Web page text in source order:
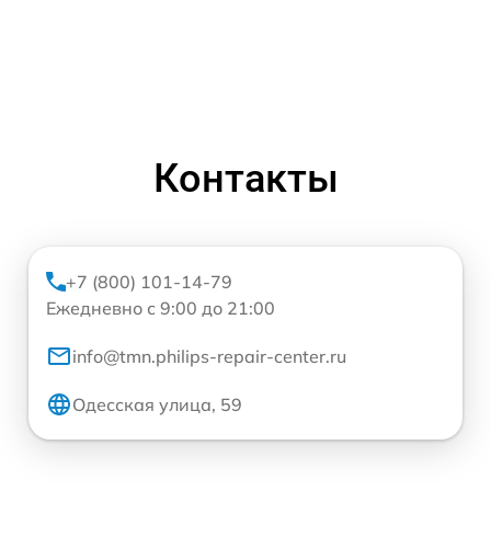
Контакты
+7 (800) 101-14-79
Ежедневно с 9:00 до 21:00
info@tmn.philips-repair-center.ru
Одесская улица, 59